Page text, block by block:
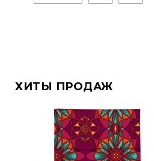
ХИТЫ ПРОДАЖ